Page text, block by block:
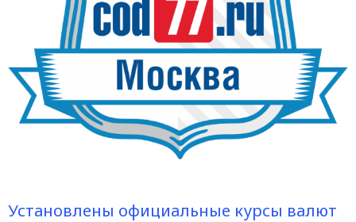
Установлены официальные курсы валют